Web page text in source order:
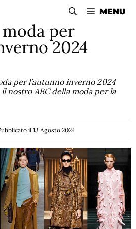
MENU
moda per
2024
per l’autunno inverno 2024
il nostro ABC della moda per la
il13 Agosto 2024